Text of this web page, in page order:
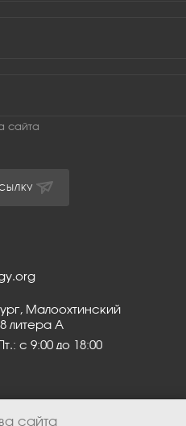
сайта
Малоохтинский
литера А
с 9:00 до 18:00
сайта